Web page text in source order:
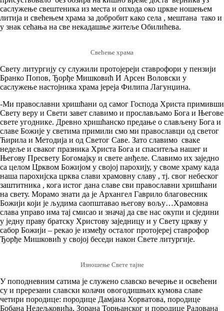
саслужење свештеника из места и опхода око цркве ношењем
литија и свећењем храма за добробит како села , мештана тако и
у знак сећања на све некадашње житеље Обилићева.
Свећење храма
Свету литургију су служили протојереји ставрофори у пензији
Бранко Попов, Ђорђе Мишковић И Арсен Воловски у
саслужење настојника храма јереја Филипа Лагунџина.
-Ми православни хришћани од самог Господа Христа примивши
Свету веру и Свети завет славимо и прослављамо Бога и Његове
свете угоднике. Древно хришћанско предање о слављену Бога и
славе Божије у светима примили смо ми православци од светог
Ћирила и Методија и од Светог Саве. Зато славимо сваке
недеље и сваког празника Христа Бога и спаситеља нашег и
Његову Пресвету Богомајку и свете анђеле. Славимо их заједно
са целом Црквом Божијом у својој парохију, у своме храму када
наша парохијска црква слави храмовну славу , тј. свог небеског
заштитника , кога истог дана славе сви православни хришћани
на свету. Морамо знати да је Архангел Гаврило благовесник
Божији који је људима саопштавао његову вољу…Храмовна
слава управо има тај смисао и значај да све нас окупи и сједини
у једну праву братску Христову заједницу и у Свету цркву у
сабор Божији – рекао је између осталог протојереј ставрофор
Ђорђе Мишковић у својој беседи након Свете литургије.
Изношење Свете тајне
У поподневним сатима је служено славско вечерње и освећени
су и пререзани славски колачи овогодишњих кумова славе
четири породице: породице Дамјана Хорватова, породице
Бобана Недељковића, Зорана Торњанског и породице Радована